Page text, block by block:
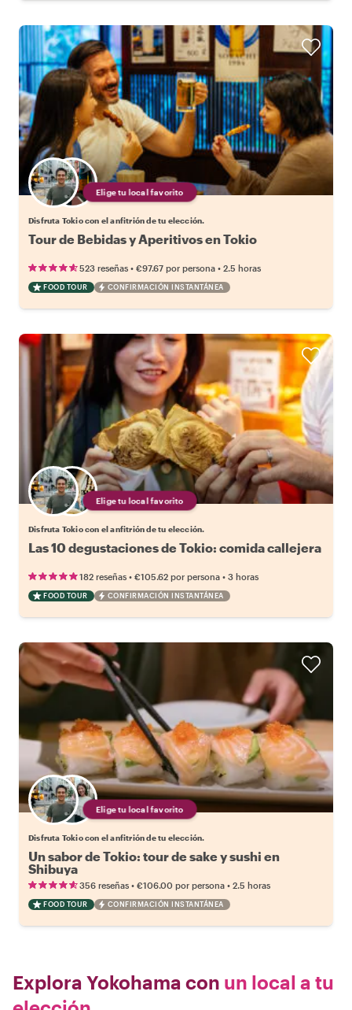
Elige tu local favorito
Disfruta Tokio con el anfitrión de tu elección.
Tour de Bebidas y Aperitivos en Tokio
523 reseñas • €97.67 por persona • 2.5 horas
FOOD TOUR CONFIRMACIÓN INSTANTÁNEA
Elige tu local favorito
Disfruta Tokio con el anfitrión de tu elección.
Las 10 degustaciones de Tokio: comida callejera
182 reseñas • €105.62 por persona • 3 horas
FOOD TOUR CONFIRMACIÓN INSTANTÁNEA
Elige tu local favorito
Disfruta Tokio con el anfitrión de tu elección.
Un sabor de Tokio: tour de sake y sushi en
Shibuya
356 reseñas • €106.00 por persona • 2.5 horas
FOOD TOUR CONFIRMACIÓN INSTANTÁNEA
Explora Yokohama con un local a tu